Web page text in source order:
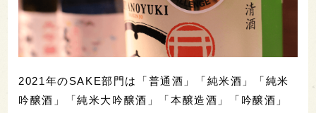
2021年のSAKE部門は「普通酒」「純米酒」「純米
吟醸酒」「純米大吟醸酒」「本醸造酒」「吟醸酒」